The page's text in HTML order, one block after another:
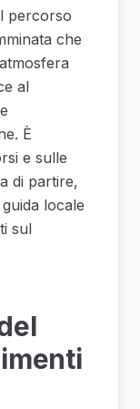
percorso
che
al
È
e sulle
di partire,
locale
sul